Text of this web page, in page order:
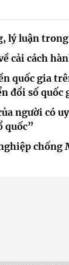
lý luận
cải cách
quốc gia
đổi số
người có
quốc”
chống